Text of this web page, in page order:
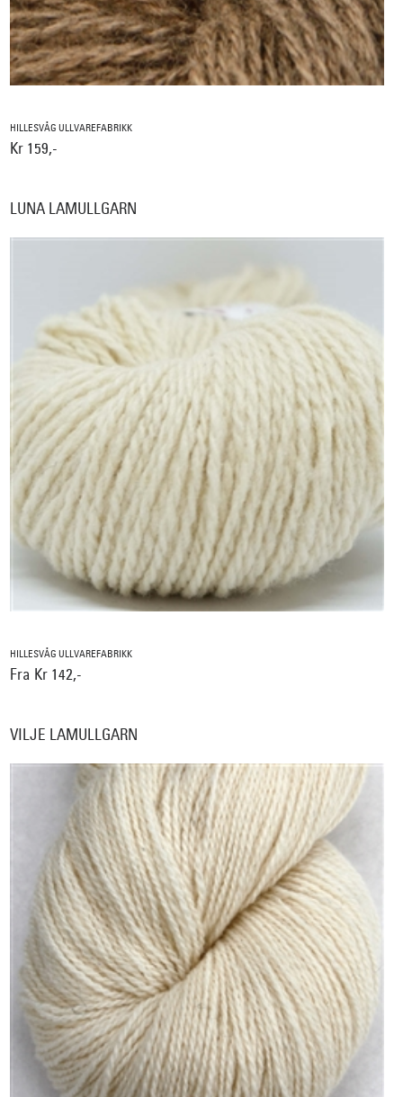
HILLESVÅG ULLVAREFABRIKK
Kr 159,-
LUNA LAMULLGARN
HILLESVÅG ULLVAREFABRIKK
Fra Kr 142,-
VILJE LAMULLGARN